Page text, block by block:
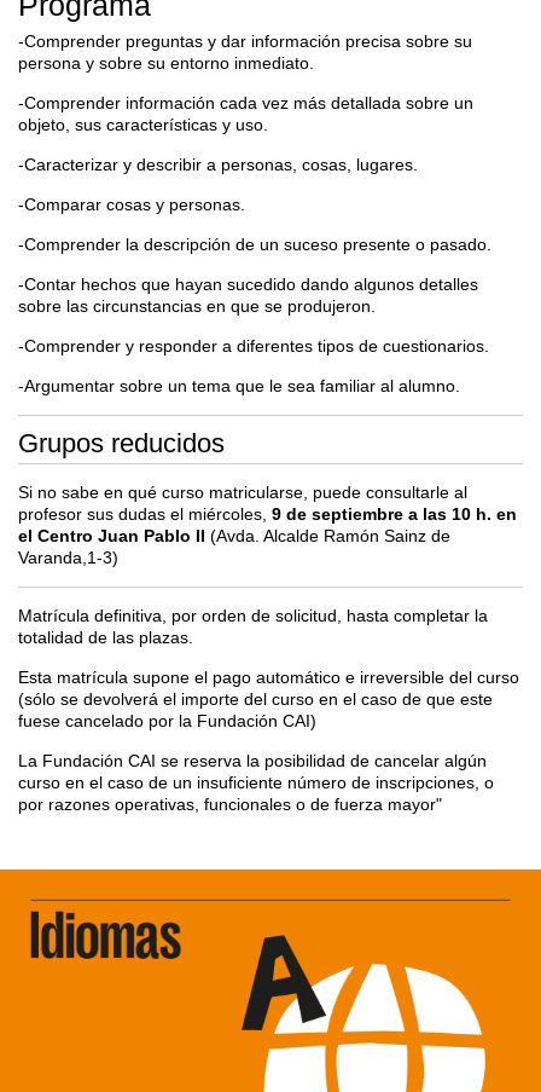
-Comprender preguntas y dar información precisa sobre su
persona y sobre su entorno inmediato.
-Comprender información cada vez más detallada sobre un
objeto, sus características y uso.
-Caracterizar y describir a personas, cosas, lugares.
-Comparar cosas y personas.
-Comprender la descripción de un suceso presente o pasado.
-Contar hechos que hayan sucedido dando algunos detalles
sobre las circunstancias en que se produjeron.
-Comprender y responder a diferentes tipos de cuestionarios.
-Argumentar sobre un tema que le sea familiar al alumno.
Grupos reducidos
Si no sabe en qué curso matricularse, puede consultarle al
profesor sus dudas el miércoles, 9 de septiembre a las 10 h. en
el Centro Juan Pablo II (Avda. Alcalde Ramón Sainz de
Varanda,1-3)
Matrícula definitiva, por orden de solicitud, hasta completar la
totalidad de las plazas.
Esta matrícula supone el pago automático e irreversible del curso
(sólo se devolverá el importe del curso en el caso de que este
fuese cancelado por la Fundación CAI)
La Fundación CAI se reserva la posibilidad de cancelar algún
curso en el caso de un insuficiente número de inscripciones, o
por razones operativas, funcionales o de fuerza mayor"